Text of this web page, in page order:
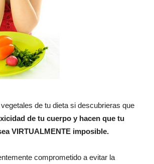
de tu dieta si descubrieras que
de tu cuerpo y hacen que tu
VIRTUALMENTE imposible.
comprometido a evitar la